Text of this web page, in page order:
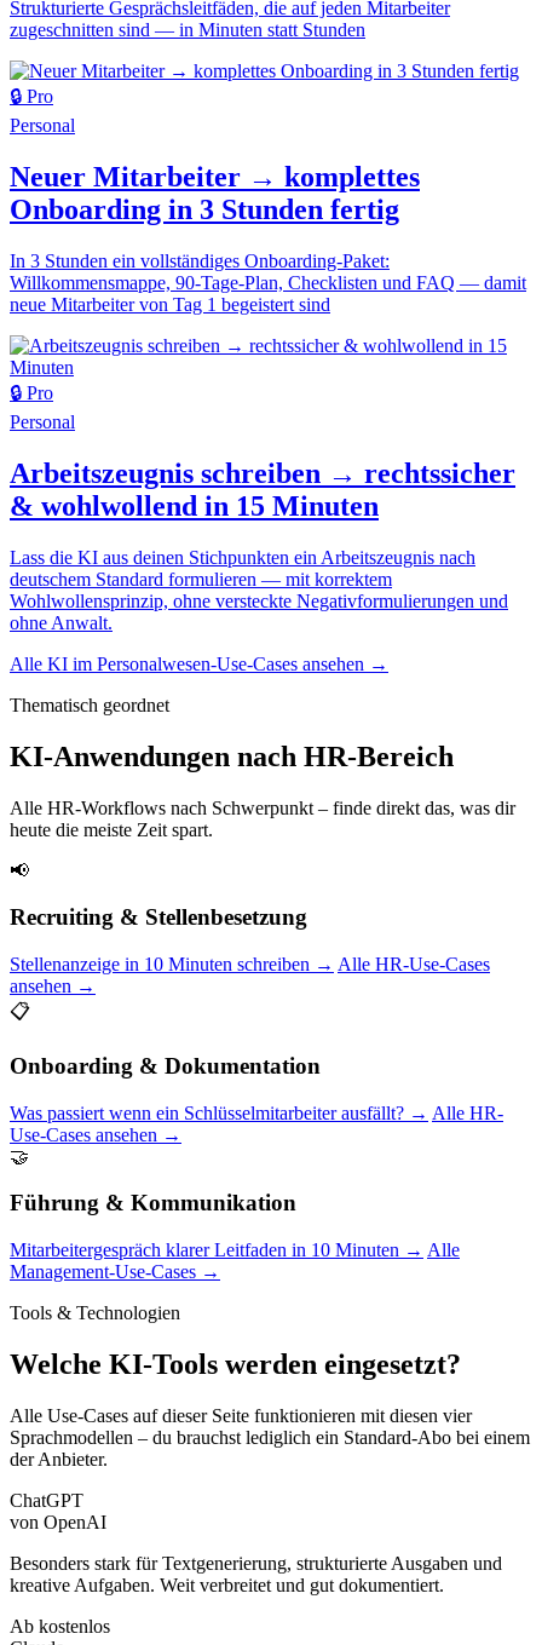
Strukturierte Gesprächsleitfäden, die auf jeden Mitarbeiter
zugeschnitten sind — in Minuten statt Stunden
🔒 Pro
Personal
Neuer Mitarbeiter → komplettes
Onboarding in 3 Stunden fertig
In 3 Stunden ein vollständiges Onboarding-Paket:
Willkommensmappe, 90-Tage-Plan, Checklisten und FAQ — damit
neue Mitarbeiter von Tag 1 begeistert sind
🔒 Pro
Personal
Arbeitszeugnis schreiben → rechtssicher
& wohlwollend in 15 Minuten
Lass die KI aus deinen Stichpunkten ein Arbeitszeugnis nach
deutschem Standard formulieren — mit korrektem
Wohlwollensprinzip, ohne versteckte Negativformulierungen und
ohne Anwalt.
Alle KI im Personalwesen-Use-Cases ansehen →
Thematisch geordnet
KI-Anwendungen nach HR-Bereich
Alle HR-Workflows nach Schwerpunkt – finde direkt das, was dir
heute die meiste Zeit spart.
📢
Recruiting & Stellenbesetzung
Stellenanzeige in 10 Minuten schreiben → Alle HR-Use-Cases
ansehen →
📋
Onboarding & Dokumentation
Was passiert wenn ein Schlüsselmitarbeiter ausfällt? → Alle HR-
Use-Cases ansehen →
🤝
Führung & Kommunikation
Mitarbeitergespräch klarer Leitfaden in 10 Minuten → Alle
Management-Use-Cases →
Tools & Technologien
Welche KI-Tools werden eingesetzt?
Alle Use-Cases auf dieser Seite funktionieren mit diesen vier
Sprachmodellen – du brauchst lediglich ein Standard-Abo bei einem
der Anbieter.
ChatGPT
von OpenAI
Besonders stark für Textgenerierung, strukturierte Ausgaben und
kreative Aufgaben. Weit verbreitet und gut dokumentiert.
Ab kostenlos